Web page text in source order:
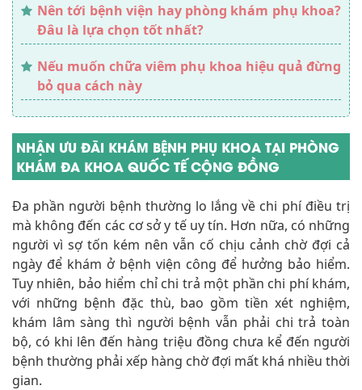
Nên tới bệnh viện hay phòng khám phụ khoa?
Đâu là lựa chọn tốt nhất?
Nếu muốn chữa viêm phụ khoa hiệu quả đừng
bỏ qua cách này
NHẬN ƯU ĐÃI KHÁM BỆNH PHỤ KHOA TẠI PHÒNG
KHÁM ĐA KHOA QUỐC TẾ CỘNG ĐỒNG
Đa phần người bệnh thường lo lắng về chi phí điều trị
mà không đến các cơ sở y tế uy tín. Hơn nữa, có những
người vì sợ tốn kém nên vẫn cố chịu cảnh chờ đợi cả
ngày để khám ở bệnh viện công để hưởng bảo hiểm.
Tuy nhiên, bảo hiểm chỉ chi trả một phần chi phí khám,
với những bệnh đặc thù, bao gồm tiền xét nghiệm,
khám lâm sàng thì người bệnh vẫn phải chi trả toàn
bộ, có khi lên đến hàng triệu đồng chưa kể đến người
bệnh thường phải xếp hàng chờ đợi mất khá nhiều thời
gian.